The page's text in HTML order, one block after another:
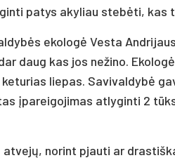
patys akyliau stebėti,
ekologė Vesta
daug kas jos nežino.
liepas. Savivaldybė
įpareigojimas atlyginti 2
norint pjauti ar